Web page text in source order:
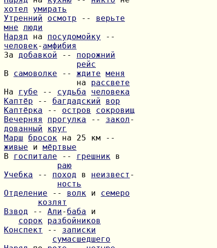
хотел
умирать
Утренний
осмотр -- верьте
мне люди
Наряд на посудомойку
человек- амфибия
За добавкой -- порожний
рейс
В самоволке -- ждите меня
               на
рассвете
На
губе -- судьба
человека
Каптёр -- багдадский
вор
Каптёрка -- остров
сокровищ
Вечерняя
прогулка -- закол
дованный
круг
Марш
бросок
живые и мёртвые
В
госпитале -- грешник
раю
Учебка -- поход в неизвест
ность
Отделение -- волк и семеро
козлят
Взвод -- Али- баба
сорок разбойников
Конспект
-- записки
сумасшедшего